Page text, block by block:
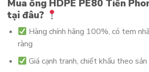
Mua ống HDPE PE80 Tiền
tại đâu?
Hàng chính hãng 100%, có tem
ràng
Giá cạnh tranh, chiết khấu theo